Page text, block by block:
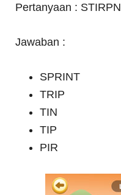
Pertanyaan : STIRPN
Jawaban :
SPRINT
TRIP
TIN
TIP
PIR